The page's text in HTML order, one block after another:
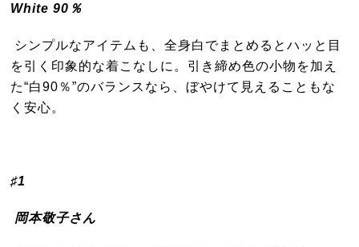
White 90％
シンプルなアイテムも、全身白でまとめるとハッと目
を引く印象的な着こなしに。引き締め色の小物を加え
た“白90％”のバランスなら、ぼやけて見えることもな
く安心。
♯1
岡本敬子さん